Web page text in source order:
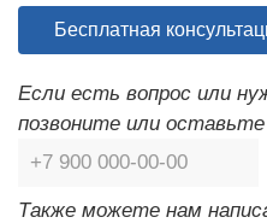
Бесплатная
Если есть вопрос или
позвоните или
Также можете нам